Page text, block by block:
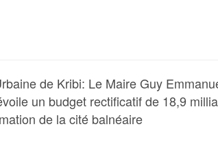
de Kribi: Le Maire Guy
un budget rectificatif de 18,9
de la cité balnéaire